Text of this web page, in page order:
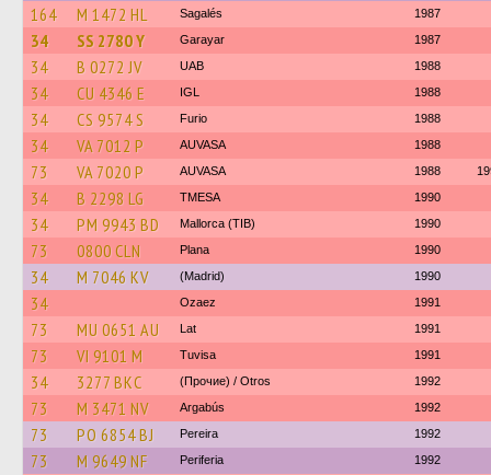
164 M 1472 HL Sagalés 1987
34 SS 2780 Y Garayar 1987
34 B 0272 JV UAB 1988
34 CU 4346 E IGL 1988
34 CS 9574 S Furio 1988
34 VA 7012 P AUVASA 1988
73 VA 7020 P AUVASA 1988
34 B 2298 LG TMESA 1990
34 PM 9943 BD Mallorca (TIB) 1990
73 0800 CLN Plana 1990
34 M 7046 KV (Madrid) 1990
34 Ozaez 1991
73 MU 0651 AU Lat 1991
73 VI 9101 M Tuvisa 1991
34 3277 BKC (Прочие) / Otros 1992
73 M 3471 NV Argabús 1992
73 PO 6854 BJ Pereira 1992
73 M 9649 NF Periferia 1992